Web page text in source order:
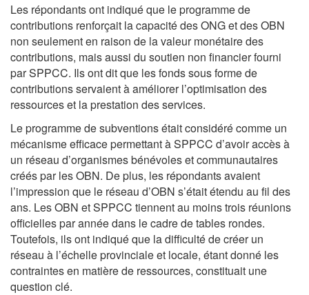
Les répondants ont indiqué que le programme de
contributions renforçait la capacité des ONG et des OBN
non seulement en raison de la valeur monétaire des
contributions, mais aussi du soutien non financier fourni
par SPPCC. Ils ont dit que les fonds sous forme de
contributions servaient à améliorer l’optimisation des
ressources et la prestation des services.
Le programme de subventions était considéré comme un
mécanisme efficace permettant à SPPCC d’avoir accès à
un réseau d’organismes bénévoles et communautaires
créés par les OBN. De plus, les répondants avaient
l’impression que le réseau d’OBN s’était étendu au fil des
ans. Les OBN et SPPCC tiennent au moins trois réunions
officielles par année dans le cadre de tables rondes.
Toutefois, ils ont indiqué que la difficulté de créer un
réseau à l’échelle provinciale et locale, étant donné les
contraintes en matière de ressources, constituait une
question clé.